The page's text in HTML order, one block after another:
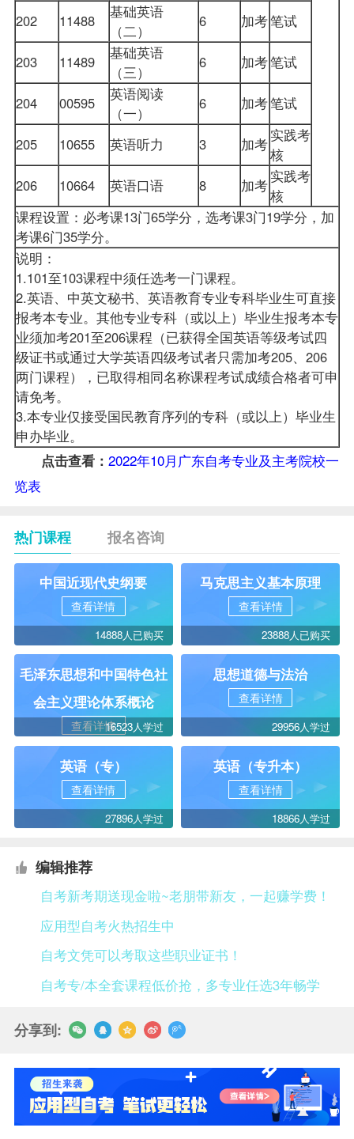
202 11488
基础英语
（二）
6 加考笔试
203 11489
基础英语
（三）
6 加考笔试
204 00595
英语阅读
（一）
6 加考笔试
205 10655 英语听力 3 加考实践考
核
206
10664 英语口语 8 加考实践考
核
课程设置：必考课13门65学分，选考课3门19学分，加
考课6门35学分。
说明：
1.101至103课程中须任选考一门课程。
2.英语、中英文秘书、英语教育专业专科毕业生可直接
报考本专业。其他专业专科（或以上）毕业生报考本专
业须加考201至206课程（已获得全国英语等级考试四
级证书或通过大学英语四级考试者只需加考205、206
两门课程），已取得相同名称课程考试成绩合格者可申
请免考。
3.本专业仅接受国民教育序列的专科（或以上）毕业生
申办毕业。
点击查看： 2022年10月广东自考专业及主考院校一
览表
热门课程 报名咨询
中国近现代史纲要
查看详情
14888人已购买
马克思主义基本原理
查看详情
23888人已购买
毛泽东思想和中国特色社
会主义理论体系概论
查看详情16523人学过
思想道德与法治
查看详情
29956人学过
英语（专）
查看详情
27896人学过
英语（专升本）
查看详情
18866人学过
编辑推荐
自考新考期送现金啦~老朋带新友，一起赚学费！
应用型自考火热招生中
自考文凭可以考取这些职业证书！
自考专/本全套课程低价抢，多专业任选3年畅学
分享到: